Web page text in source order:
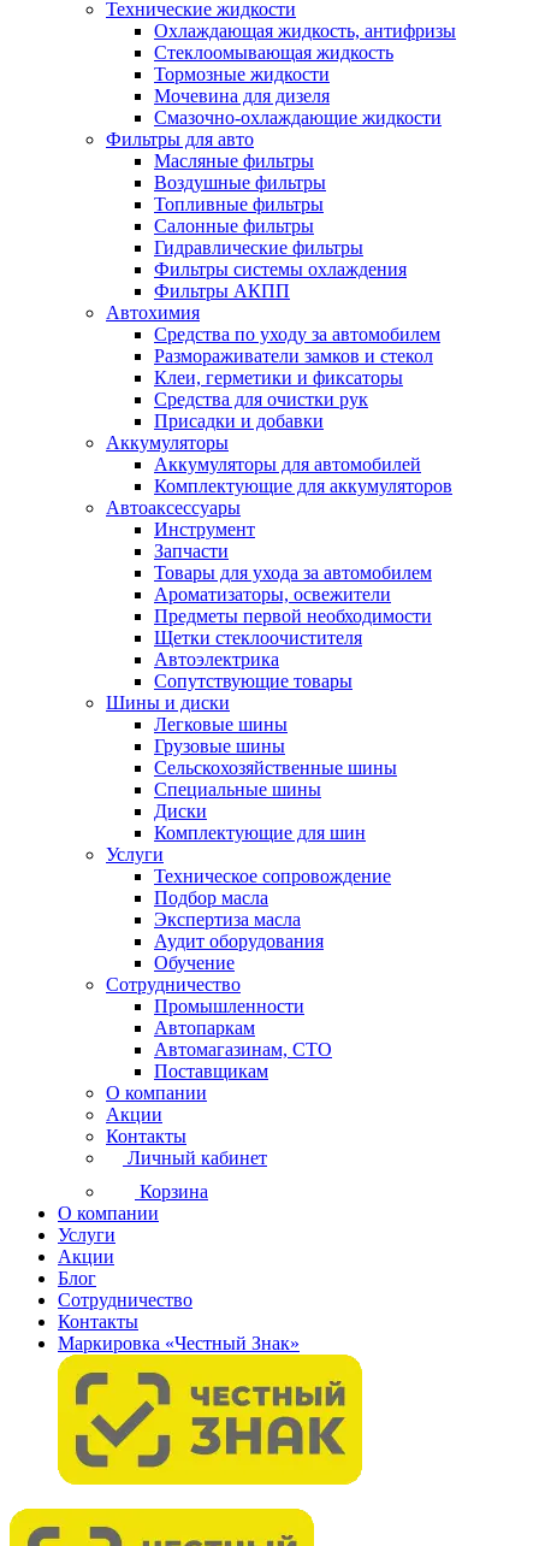
Технические жидкости
Охлаждающая жидкость, антифризы
Стеклоомывающая жидкость
Тормозные жидкости
Мочевина для дизеля
Смазочно-охлаждающие жидкости
Фильтры для авто
Масляные фильтры
Воздушные фильтры
Топливные фильтры
Салонные фильтры
Гидравлические фильтры
Фильтры системы охлаждения
Фильтры АКПП
Автохимия
Средства по уходу за автомобилем
Размораживатели замков и стекол
Клеи, герметики и фиксаторы
Средства для очистки рук
Присадки и добавки
Аккумуляторы
Аккумуляторы для автомобилей
Комплектующие для аккумуляторов
Автоаксессуары
Инструмент
Запчасти
Товары для ухода за автомобилем
Ароматизаторы, освежители
Предметы первой необходимости
Щетки стеклоочистителя
Автоэлектрика
Сопутствующие товары
Шины и диски
Легковые шины
Грузовые шины
Сельскохозяйственные шины
Специальные шины
Диски
Комплектующие для шин
Услуги
Техническое сопровождение
Подбор масла
Экспертиза масла
Аудит оборудования
Обучение
Сотрудничество
Промышленности
Автопаркам
Автомагазинам, СТО
Поставщикам
О компании
Акции
Контакты
Личный кабинет
Корзина
О компании
Услуги
Акции
Блог
Сотрудничество
Контакты
Маркировка «Честный Знак»